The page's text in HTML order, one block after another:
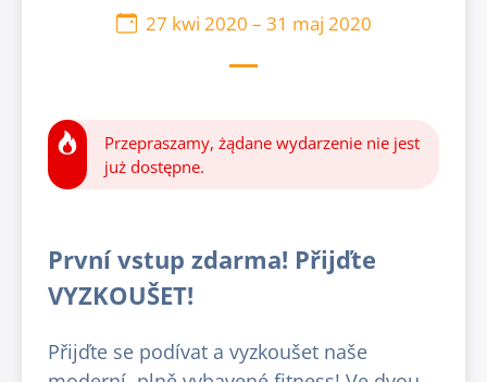
27 kwi 2020 – 31 maj 2020
Przepraszamy, żądane wydarzenie nie jest
już dostępne.
První vstup zdarma! Přijďte
VYZKOUŠET!
Přijďte se podívat a vyzkoušet naše